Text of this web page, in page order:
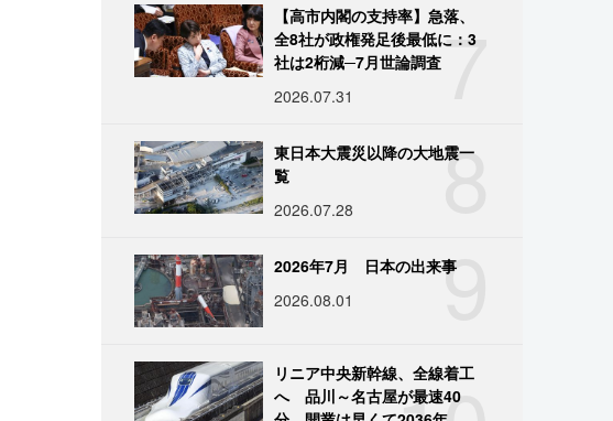
7
【高市内閣の支持率】急落、
全8社が政権発足後最低に：3
社は2桁減─7月世論調査
2026.07.31
8
東日本大震災以降の大地震一
覧
2026.07.28
9
2026年7月 日本の出来事
2026.08.01
リニア中央新幹線、全線着工
へ 品川～名古屋が最速40